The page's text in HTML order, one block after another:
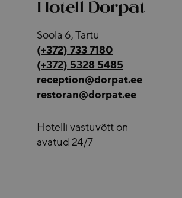
Hotell Dorpat
Soola 6, Tartu
(+372) 733 7180
(+372) 5328 5485
reception@dorpat.ee
restoran@dorpat.ee
Hotelli vastuvõtt on
avatud 24/7